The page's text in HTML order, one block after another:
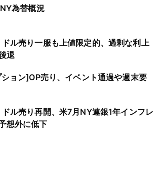
為替概況
ル売り一服も上値限定的、過剰な利上
退
ョン]OP売り、イベント通過や週末要
ル売り再開、米7月NY連銀1年インフレ
想外に低下